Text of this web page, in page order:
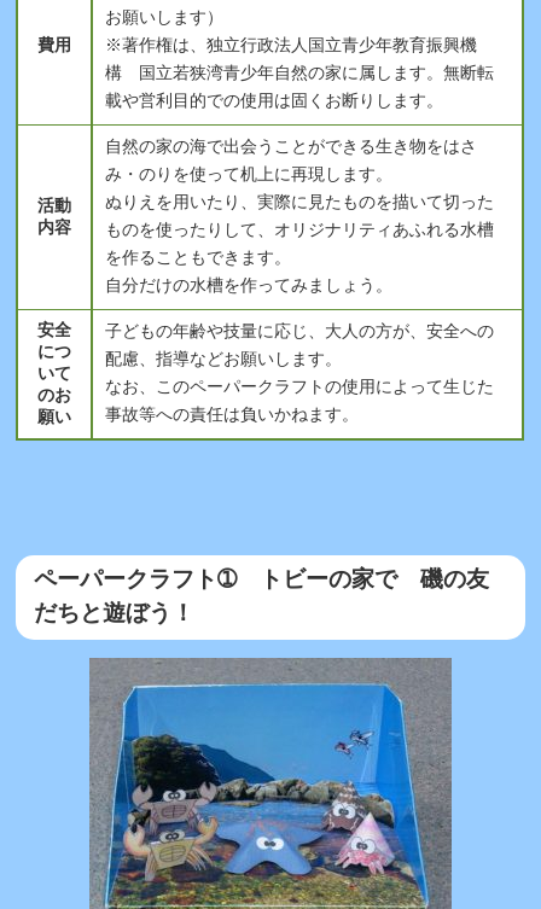
費用
お願いします）
※著作権は、独立行政法人国立青少年教育振興機
構 国立若狭湾青少年自然の家に属します。無断転
載や営利目的での使用は固くお断りします。
活動
内容
自然の家の海で出会うことができる生き物をはさ
み・のりを使って机上に再現します。
ぬりえを用いたり、実際に見たものを描いて切った
ものを使ったりして、オリジナリティあふれる水槽
を作ることもできます。
自分だけの水槽を作ってみましょう。
安全
につ
いて
のお
願い
子どもの年齢や技量に応じ、大人の方が、安全への
配慮、指導などお願いします。
なお、このペーパークラフトの使用によって生じた
事故等への責任は負いかねます。
ペーパークラフト➀ トビーの家で 磯の友
だちと遊ぼう！